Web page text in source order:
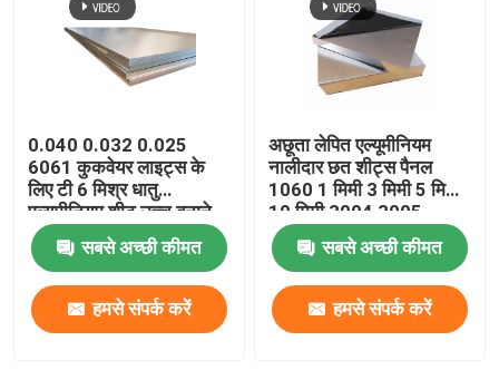
0.040 0.032 0.025
6061 कुकवेयर लाइट्स के
लिए टी 6 मिश्र धातु
एल्यूमीनियम शीट उच्च बनाने
की क्रिया मुद्रण रिक्त स्थान
सबसे अच्छी कीमत
हमसे संपर्क करें
अछूता लेपित एल्यूमीनियम
नालीदार छत शीट्स पैनल
1060 1 मिमी 3 मिमी 5 मिमी
10 मिमी 3004 3005
सबसे अच्छी कीमत
हमसे संपर्क करें